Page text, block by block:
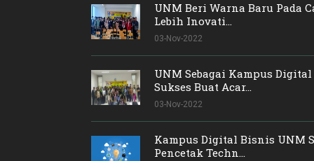
UNM Beri Warna Baru Pada
Lebih Inovati...
03-Nov-2022
UNM Sebagai Kampus
Sukses Buat Acar...
03-Nov-2022
Kampus Digital Bisnis UNM
Pencetak Techn...